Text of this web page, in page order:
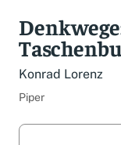
Konrad Lorenz
Piper